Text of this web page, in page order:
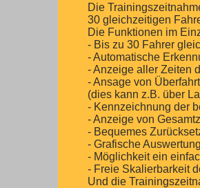
Die
30 gleichzeitigen
Die Funktionen im
- Bis zu 30 Fahrer
- Automatische
- Anzeige aller Zeiten
- Ansage von
(dies kann z.B. über
- Kennzeichnung der
- Anzeige von
- Bequemes
- Grafische
- Möglichkeit ein
- Freie Skalierbarkeit
Und die